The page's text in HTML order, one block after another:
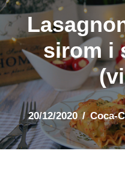
sirom i
20/12/2020 Coca-